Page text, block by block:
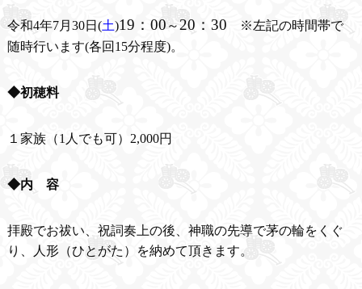
令和4年7月30日(土)19：00 ～20：30 ※左記の時間帯で
随時行います(各回15分程度)。
◆初穂料
１家族（1人でも可）2,000円
◆内 容
拝殿でお祓い、祝詞奏上の後、神職の先導で茅の輪をくぐ
り、人形（ひとがた）を納めて頂きます。